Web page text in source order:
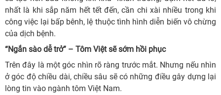
nhất là khi sắp năm hết tết đến, cần chi xài nhiều trong khi
công việc lại bấp bênh, lệ thuộc tình hình diễn biến vô chừng
của dịch bệnh.
“Ngắn sào dễ trở” – Tôm Việt sẽ sớm hồi phục
Trên đây là một góc nhìn rõ ràng trước mắt. Nhưng nếu nhìn
ở góc độ chiều dài, chiều sâu sẽ có những điều gây dựng lại
lòng tin vào ngành tôm Việt Nam.